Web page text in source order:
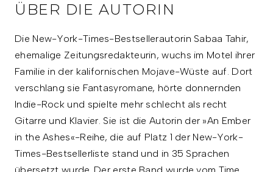
ÜBER DIE AUTORIN
Die New-York-Times-Bestsellerautorin Sabaa Tahir,
ehemalige Zeitungsredakteurin, wuchs im Motel ihrer
Familie in der kalifornischen Mojave-Wüste auf. Dort
verschlang sie Fantasyromane, hörte donnernden
Indie-Rock und spielte mehr schlecht als recht
Gitarre und Klavier. Sie ist die Autorin der »An Ember
in the Ashes«-Reihe, die auf Platz 1 der New-York-
Times-Bestsellerliste stand und in 35 Sprachen